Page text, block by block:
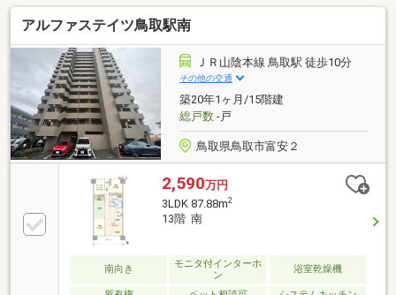
に暮らせます♪・クローゼットが豊富なので、収納場
所に困りません♪・対面式キッチンで会話を楽しみな
がら料理や片付けがスムーズに♪・リビングに隣接し
た和室は、家族のひと休みやお昼寝に大活躍です
♪◆◆──────────◆◆ 物件見学予約受付中！
お問い合わせはお早めに！ TEL【0857-30-7788】
◆◆──────────◆◆
アルファステイツ鳥取駅南
ＪＲ山陰本線 鳥取駅 徒歩10分
その他の交通
築20年1ヶ月/15階建
総戸数-戸
鳥取県鳥取市富安２
2,590万円
3LDK 87.88m2
13階 南
南向き
モニタ付インターホ
ン
浴室乾燥機